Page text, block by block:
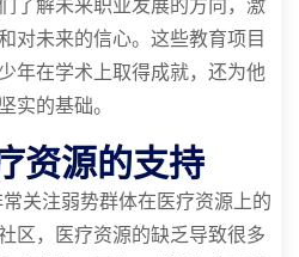
了解未来职业发展的方向，激
对未来的信心。这些教育项目
年在学术上取得成就，还为他
实的基础。
资源的支持
关注弱势群体在医疗资源上的
区，医疗资源的缺乏导致很多